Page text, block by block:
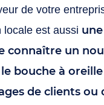
de votre
locale est aussi
connaître un
bouche à
de clients ou